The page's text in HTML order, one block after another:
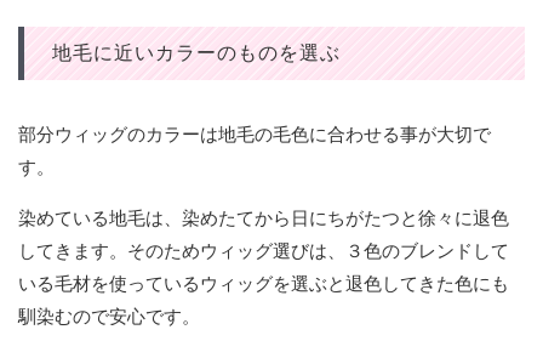
地毛に近いカラーのものを選ぶ
部分ウィッグのカラーは地毛の毛色に合わせる事が大切で
す。
染めている地毛は、染めたてから日にちがたつと徐々に退色
してきます。そのためウィッグ選びは、３色のブレンドして
いる毛材を使っているウィッグを選ぶと退色してきた色にも
馴染むので安心です。